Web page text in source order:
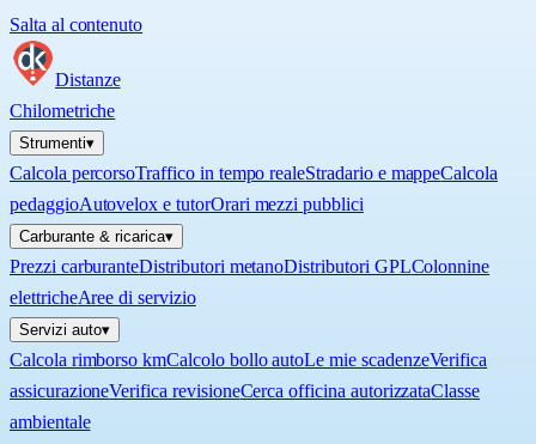
Salta al contenuto
Distanze
Chilometriche
Strumenti▾
Calcola percorsoTraffico in tempo realeStradario e mappeCalcola
pedaggioAutovelox e tutorOrari mezzi pubblici
Carburante & ricarica▾
Prezzi carburanteDistributori metanoDistributori GPLColonnine
elettricheAree di servizio
Servizi auto▾
Calcola rimborso kmCalcolo bollo autoLe mie scadenzeVerifica
assicurazioneVerifica revisioneCerca officina autorizzataClasse
ambientale